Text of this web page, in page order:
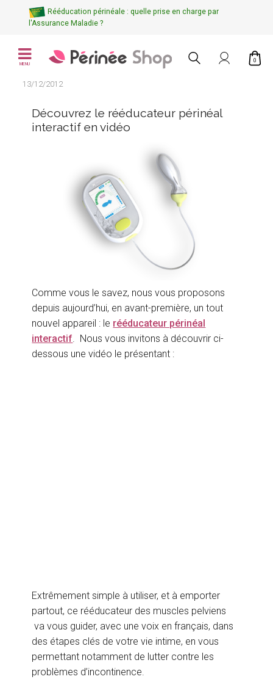
Rééducation périnéale : quelle prise en charge par
l'Assurance Maladie ?
MENU
0
13/12/2012
Découvrez le rééducateur périnéal
interactif en vidéo
Comme vous le savez, nous vous proposons
depuis aujourd’hui, en avant-première, un tout
nouvel appareil : le rééducateur périnéal
interactif. Nous vous invitons à découvrir ci-
dessous une vidéo le présentant :
Extrêmement simple à utiliser, et à emporter
partout, ce rééducateur des muscles pelviens
va vous guider, avec une voix en français, dans
des étapes clés de votre vie intime, en vous
permettant notamment de lutter contre les
problèmes d’incontinence.